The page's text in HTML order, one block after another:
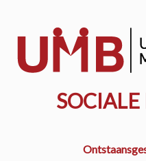
hoofd